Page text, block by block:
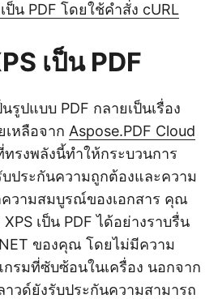
ป็น PDF โดยใช้คำสั่ง cURL
เป็น PDF
รูปแบบ PDF กลายเป็นเรื่อง
หลือจาก Aspose.PDF Cloud
ทรงพลังนี้ทำให้กระบวนการ
ประกันความถูกต้องและความ
ความสมบูรณ์ของเอกสาร คุณ
เป็น PDF ได้อย่างราบรื่น
ของคุณ โดยไม่มีความ
รมที่ซับซ้อนในเครื่อง นอกจาก
วด์ยังรับประกันความสามารถ